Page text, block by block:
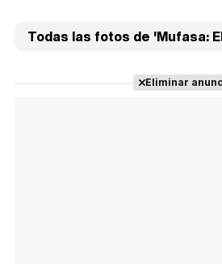
Todas las fotos de 'Mufasa:
Eliminar